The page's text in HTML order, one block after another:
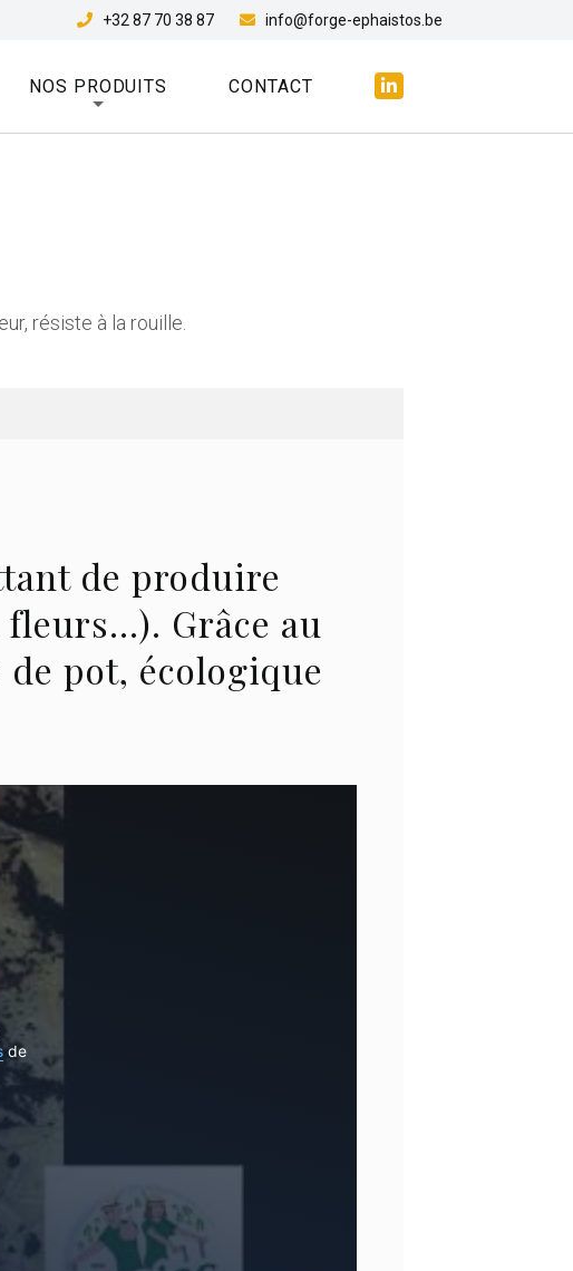
+32 87 70 38 87 info@forge-ephaistos.be
NOS PRODUITS CONTACT
résiste à la rouille.
de produire
Grâce au
pot, écologique
de